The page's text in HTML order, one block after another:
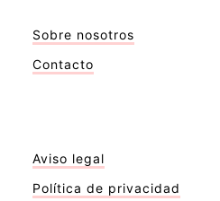
Sobre nosotros
Contacto
Aviso legal
Política de privacidad